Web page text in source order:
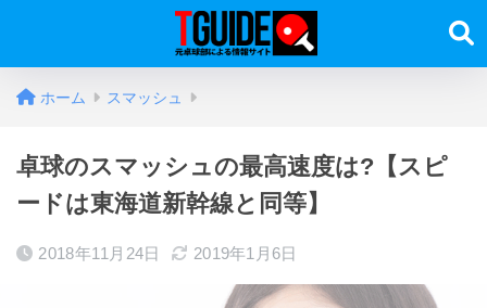
ホーム スマッシュ
卓球のスマッシュの最高速度は?【スピ
ードは東海道新幹線と同等】
2018年11月24日 2019年1月6日